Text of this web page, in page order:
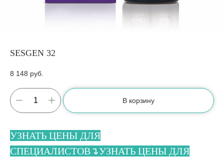
SESGEN 32
8 148 руб.
В корзину
УЗНАТЬ ЦЕНЫ ДЛЯ
СПЕЦИАЛИСТОВ↴УЗНАТЬ ЦЕНЫ ДЛЯ